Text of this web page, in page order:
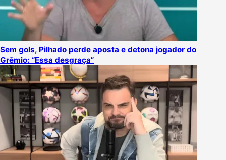
Sem gols, Pilhado perde aposta e detona jogador do
Grêmio: “Essa desgraça”